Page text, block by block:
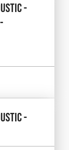
-
-